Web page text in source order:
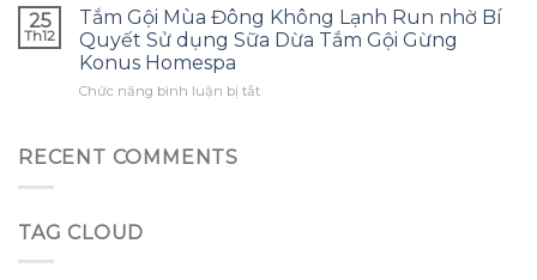
thường
gặp?
tôi
ước
sớm
một
bông
lồ
thế
nào
để
dụng
25
Th12
Tắm Gội Mùa Đông Không Lạnh Run nhờ Bí
Quyết Sử dụng Sữa Dừa Tắm Gội Gừng
Konus Homespa
Chức năng bình luận bị tắtở
RECENT COMMENTS
TAG CLOUD